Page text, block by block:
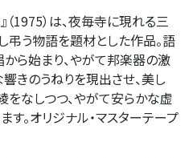
（1975）は、夜毎寺に現れる三
う物語を題材とした作品。語
ら始まり、やがて邦楽器の激
きのうねりを現出させ、美し
をなしつつ、やがて安らかな虚
。オリジナル・マスターテープ